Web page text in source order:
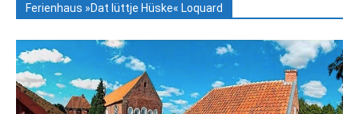
Ferienhaus »Dat lüttje Hüske« Loquard